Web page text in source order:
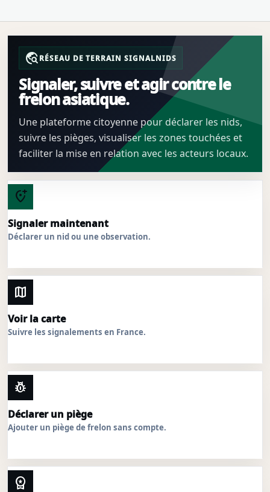
travel_exploreRÉSEAU DE TERRAIN SIGNALNIDS
Signaler, suivre et agir contre le
frelon asiatique.
Une plateforme citoyenne pour déclarer les nids,
suivre les pièges, visualiser les zones touchées et
faciliter la mise en relation avec les acteurs locaux.
add_location_alt
Signaler maintenant
Déclarer un nid ou une observation.
map
Voir la carte
Suivre les signalements en France.
pest_control
Déclarer un piège
Ajouter un piège de frelon sans compte.
workspace_premium